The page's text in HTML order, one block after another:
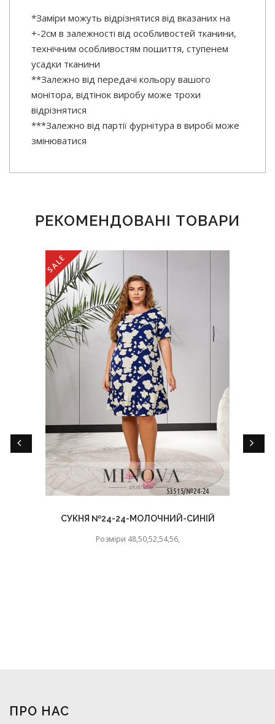
*Заміри можуть відрізнятися від вказаних на
+-2см в залежності від особливостей тканини,
технічним особливостям пошиття, ступенем
усадки тканини
**Залежно від передачі кольору вашого
монітора, відтінок виробу може трохи
відрізнятися
***Залежно від партії фурнітура в виробі може
змінюватися
РЕКОМЕНДОВАНІ ТОВАРИ
SALE
СУКНЯ №24-24-МОЛОЧНИЙ-СИНІЙ
Розміри 48,50,52,54,56,
ПРО НАС